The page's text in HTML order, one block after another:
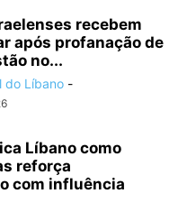
recebem
após profanação de
no...
do Líbano -
Líbano como
reforça
com influência